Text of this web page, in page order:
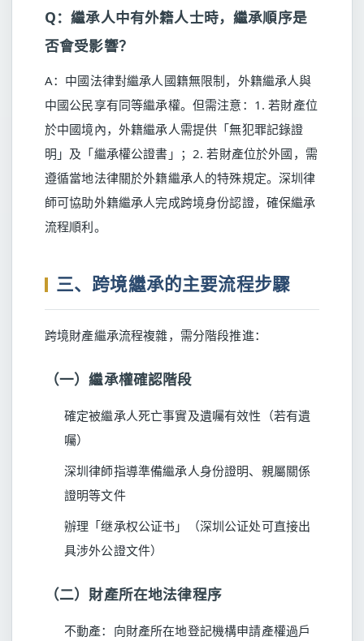
Q：繼承人中有外籍人士時，繼承順序是
否會受影響？
A：中國法律對繼承人國籍無限制，外籍繼承人與
中國公民享有同等繼承權。但需注意：1. 若財產位
於中國境內，外籍繼承人需提供「無犯罪記錄證
明」及「繼承權公證書」；2. 若財產位於外國，需
遵循當地法律關於外籍繼承人的特殊規定。深圳律
師可協助外籍繼承人完成跨境身份認證，確保繼承
流程順利。
三、跨境繼承的主要流程步驟
跨境財產繼承流程複雜，需分階段推進：
（一）繼承權確認階段
確定被繼承人死亡事實及遺囑有效性（若有遺
囑）
深圳律師指導準備繼承人身份證明、親屬關係
證明等文件
辦理「继承权公证书」（深圳公证处可直接出
具涉外公證文件）
（二）財產所在地法律程序
不動產：向財產所在地登記機構申請產權過戶